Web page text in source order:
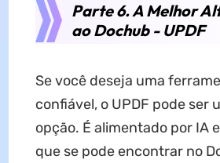
Parte 6. A Melhor
ao Dochub - UPDF
Se você deseja uma
confiável, o UPDF pode ser
opção. É alimentado por IA
que se pode encontrar no